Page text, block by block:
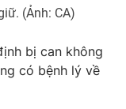
(Ảnh: CA)
bị can không
có bệnh lý về